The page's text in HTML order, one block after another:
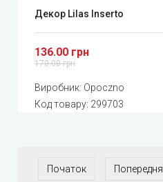
Декор Lilas Inserto
136.00 грн
170.00 грн
Виробник: Opoczno
Код товару: 299703
Початок Попередня